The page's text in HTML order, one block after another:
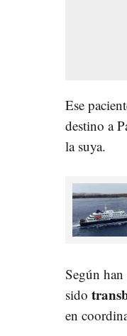
Ese
destino a
la suya.
Según
sido
en